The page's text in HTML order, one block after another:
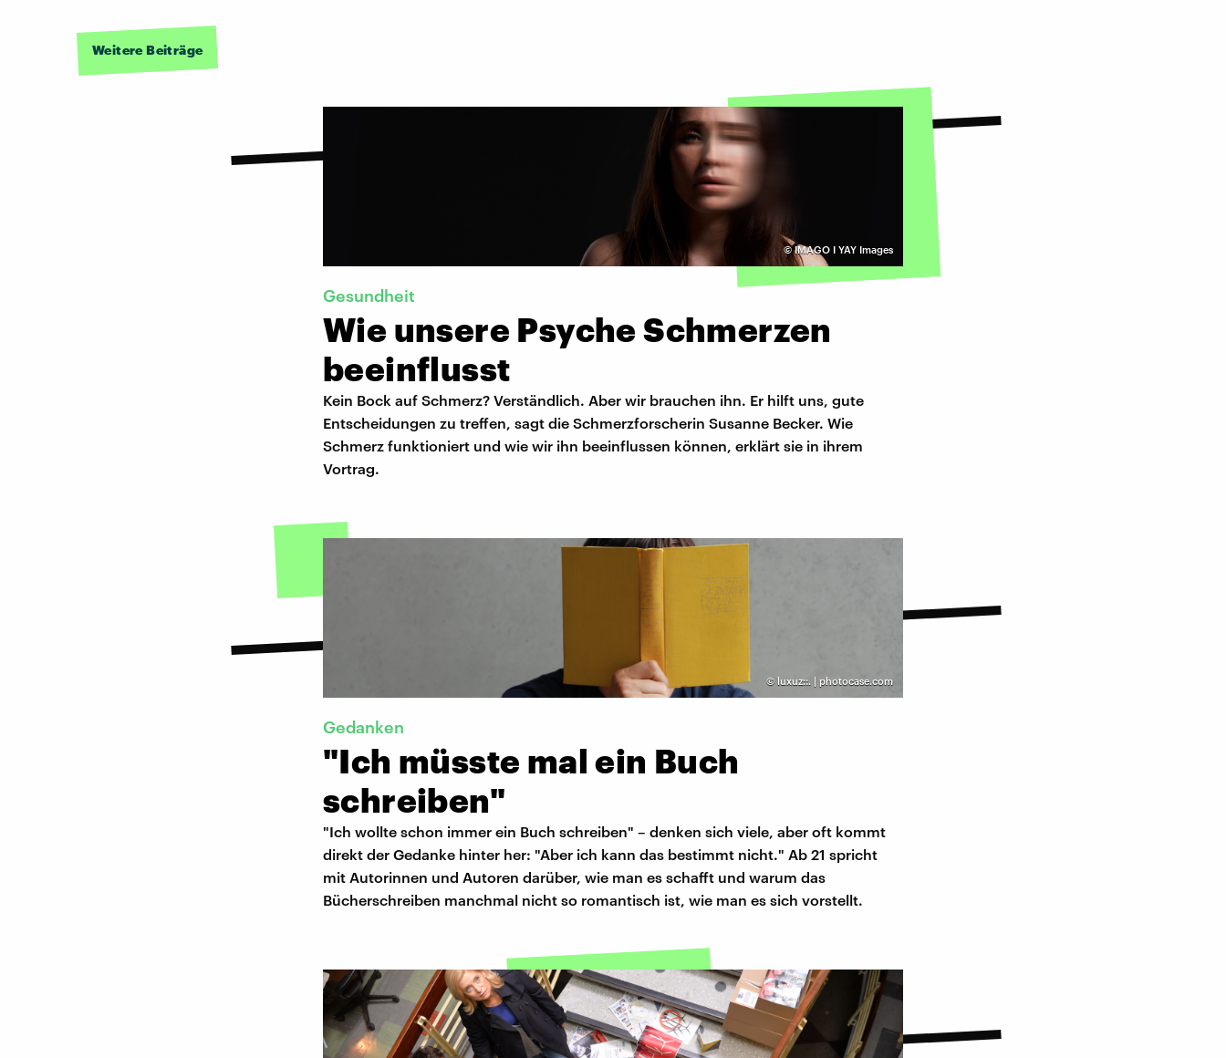
Weitere Beiträge
©IMAGO I YAY Images
Gesundheit
Wie unsere Psyche Schmerzen
beeinflusst
Kein Bock auf Schmerz? Verständlich. Aber wir brauchen ihn. Er hilft uns, gute
Entscheidungen zu treffen, sagt die Schmerzforscherin Susanne Becker. Wie
Schmerz funktioniert und wie wir ihn beeinflussen können, erklärt sie in ihrem
Vortrag.
© luxuz::. | photocase.com
Gedanken
"Ich müsste mal ein Buch
schreiben"
"Ich wollte schon immer ein Buch schreiben" – denken sich viele, aber oft kommt
direkt der Gedanke hinter her: "Aber ich kann das bestimmt nicht." Ab 21 spricht
mit Autorinnen und Autoren darüber, wie man es schafft und warum das
Bücherschreiben manchmal nicht so romantisch ist, wie man es sich vorstellt.